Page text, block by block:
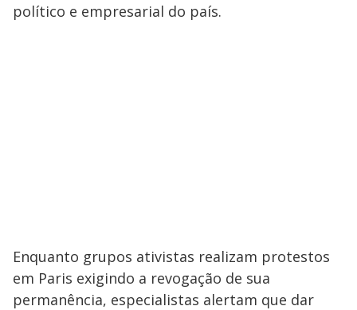
político e empresarial do país.
Enquanto grupos ativistas realizam protestos
em Paris exigindo a revogação de sua
permanência, especialistas alertam que dar